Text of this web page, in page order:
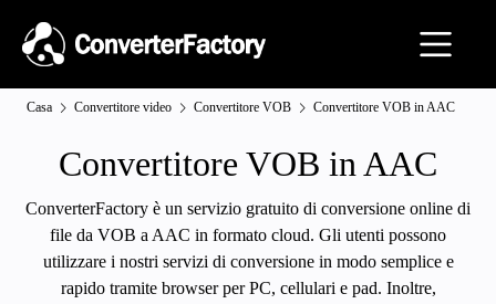
Casa Convertitore video Convertitore VOB Convertitore VOB in AAC
Convertitore VOB in AAC
ConverterFactory è un servizio gratuito di conversione online di
file da VOB a AAC in formato cloud. Gli utenti possono
utilizzare i nostri servizi di conversione in modo semplice e
rapido tramite browser per PC, cellulari e pad. Inoltre,